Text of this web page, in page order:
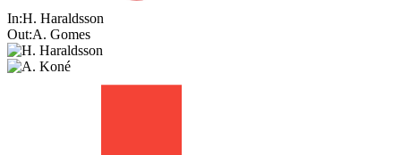
In:H. Haraldsson
Out:A. Gomes